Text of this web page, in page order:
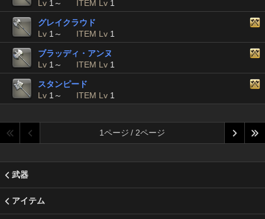
Lv 1～ ITEM Lv 1
グレイクラウド
Lv 1～ ITEM Lv 1
ブラッディ・アンヌ
Lv 1～ ITEM Lv 1
スタンピード
Lv 1～ ITEM Lv 1
1ページ / 2ページ
武器
アイテム